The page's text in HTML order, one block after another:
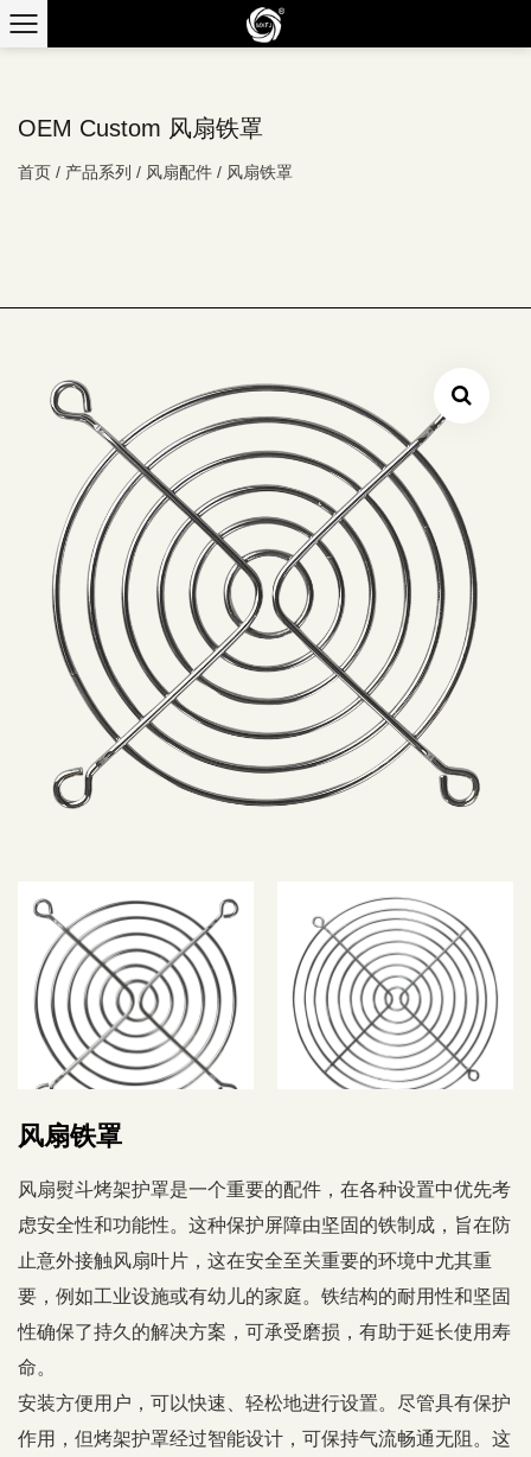
OEM Custom 风扇铁罩
首页 / 产品系列 / 风扇配件 / 风扇铁罩
风扇铁罩
风扇熨斗烤架护罩是一个重要的配件，在各种设置中优先考
虑安全性和功能性。这种保护屏障由坚固的铁制成，旨在防
止意外接触风扇叶片，这在安全至关重要的环境中尤其重
要，例如工业设施或有幼儿的家庭。铁结构的耐用性和坚固
性确保了持久的解决方案，可承受磨损，有助于延长使用寿
命。
安装方便用户，可以快速、轻松地进行设置。尽管具有保护
作用，但烤架护罩经过智能设计，可保持气流畅通无阻。这